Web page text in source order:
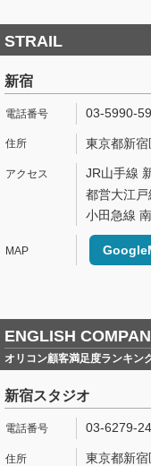
STRAIL
新宿
03-5990-
東京都新
JR山手線
都営大江
小田急線
ENGLISH
オリコン顧客満足度ランキン
新宿スタジオ
03-6279-
東京都新